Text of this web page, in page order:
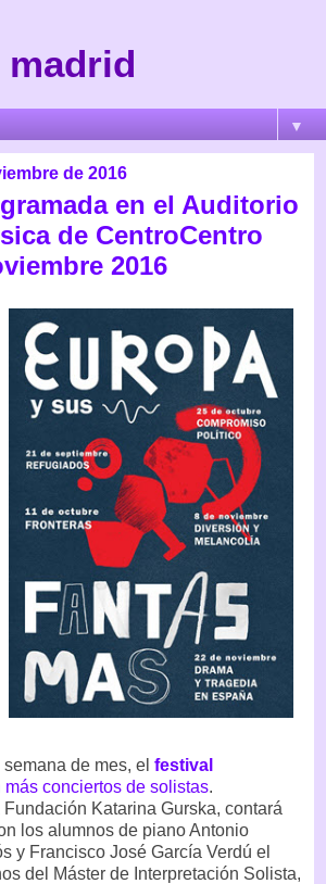
▼
de 2016
en el Auditorio
de CentroCentro
2016
de mes, el festival
más conciertos de solistas.
Katarina Gurska, contará
los alumnos de piano Antonio
y Francisco José García Verdú el
del Máster de Interpretación Solista,